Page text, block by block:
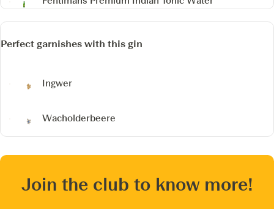
Perfect garnishes with this gin
Ingwer
Wacholderbeere
Join the club to know more!